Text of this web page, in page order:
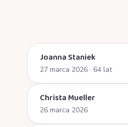
Joanna Staniek
27 marca 2026 · 64 lat
Christa Mueller
26 marca 2026